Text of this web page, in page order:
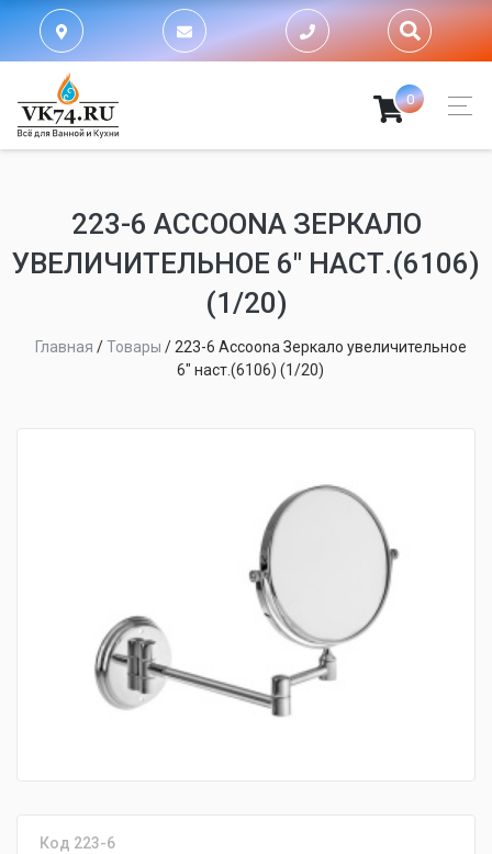
0
223-6 ACCOONA ЗЕРКАЛО
УВЕЛИЧИТЕЛЬНОЕ 6" НАСТ.(6106)
(1/20)
Главная /Товары /223-6 Accoona Зеркало увеличительное
6" наст.(6106) (1/20)
Код 223-6